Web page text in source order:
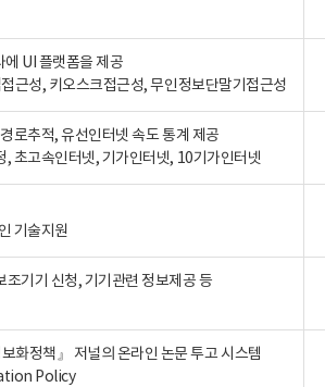
UI 플랫폼을 제공
근성, 키오스크접근성, 무인정보단말기접근성
로추적, 유선인터넷 속도 통계 제공
초고속인터넷, 기가인터넷, 10기가인터넷
기술지원
기기 신청, 기기관련 정보제공 등
화정책』 저널의 온라인 논문 투고 시스템
Policy